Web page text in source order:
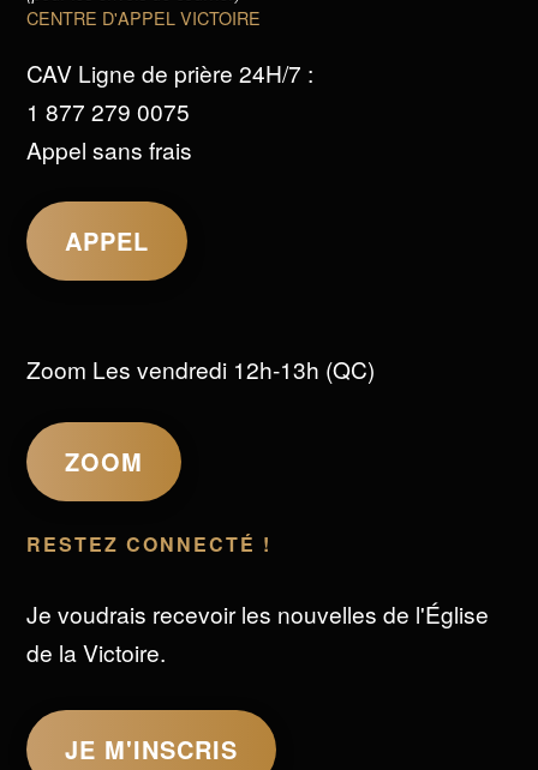
CENTRE D'APPEL VICTOIRE
CAV Ligne de prière 24H/7 :
1 877 279 0075
Appel sans frais
APPEL
Zoom Les vendredi 12h-13h (QC)
ZOOM
RESTEZ CONNECTÉ !
Je voudrais recevoir les nouvelles de l'Église
de la Victoire.
JE M'INSCRIS